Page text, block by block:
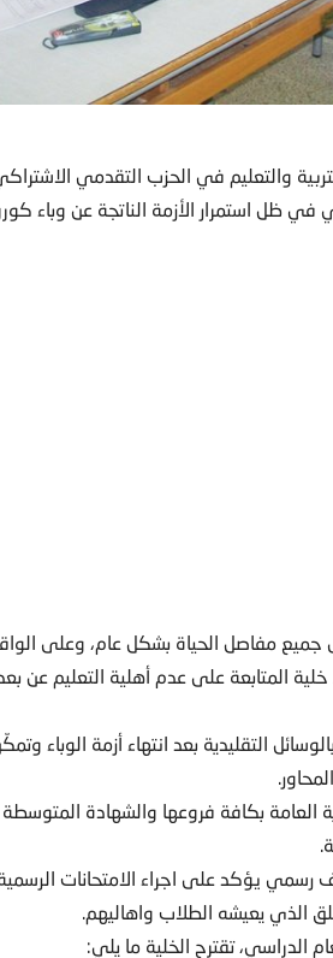
والتعليم في الحزب التقدمي
في ظل استمرار الأزمة الناتجة عن وباء
مفاصل الحياة بشكل عام، وعلى
خلية المتابعة على عدم أهلية التعليم عن
التقليدية بعد انتهاء أزمة الوباء
العامة بكافة فروعها والشهادة
رسمي يؤكد على اجراء الامتحانات
الذي يعيشه الطلاب واهاليهم.
الدراسي، تقترح الخلية ما يلي: